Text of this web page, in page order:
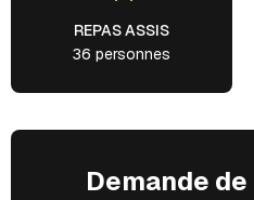
REPAS ASSIS
36 personnes
Demande de